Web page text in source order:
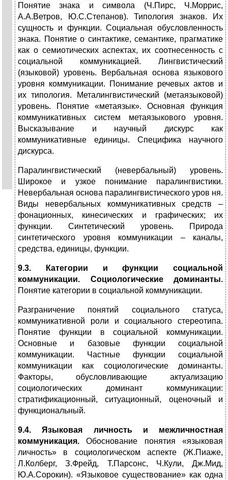
Понятие знака и символа (Ч.Пирс, Ч.Моррис,
А.А.Ветров, Ю.С.Степанов). Типология знаков. Их
сущность и функции. Социальная обусловленность
знака. Понятие о синтактике, семантике, прагматике
как о семиотических аспектах, их соотнесенность с
социальной коммуникацией. Лингвистический
(языковой) уровень. Вербальная основа языкового
уровня коммуникации. Понимание речевых актов и
их типология. Металингвистический (метаязыковой)
уровень. Понятие «метаязык». Основная функция
коммуникативных систем метаязыкового уровня.
Высказывание и научный дискурс как
коммуникативные единицы. Специфика научного
дискурса.
Паралингвистический (невербальный) уровень.
Широкое и узкое понимание паралингвистики.
Невербальная основа паралингвистического уров ня.
Виды невербальных коммуникативных средств –
фонационных, кинесических и графических; их
функции. Синтетический уровень. Природа
синтетического уровня коммуникации – каналы,
средства, единицы, функции.
9.3. Категории и функции социальной
коммуникации. Социологические доминанты.
Понятие категории в социальной коммуникации.
Разграничение понятий социального статуса,
коммуникативной роли и социального стереотипа.
Понятие функции в социальной коммуникации.
Основные и базовые функции социальной
коммуникации. Частные функции социальной
коммуникации как социологические доминанты.
Факторы, обусловливающие актуализацию
социологических доминант коммуникации:
стратификационный, ситуационный, оценочный и
функциональный.
9.4. Языковая личность и межличностная
коммуникация.Обоснование понятия «языковая
личность» в социологическом аспекте (Ж.Пиаже,
Л.Колберг, З.Фрейд, Т.Парсонс, Ч.Кули, Дж.Мид,
Ю.А.Сорокин). «Языковое существование» как одна